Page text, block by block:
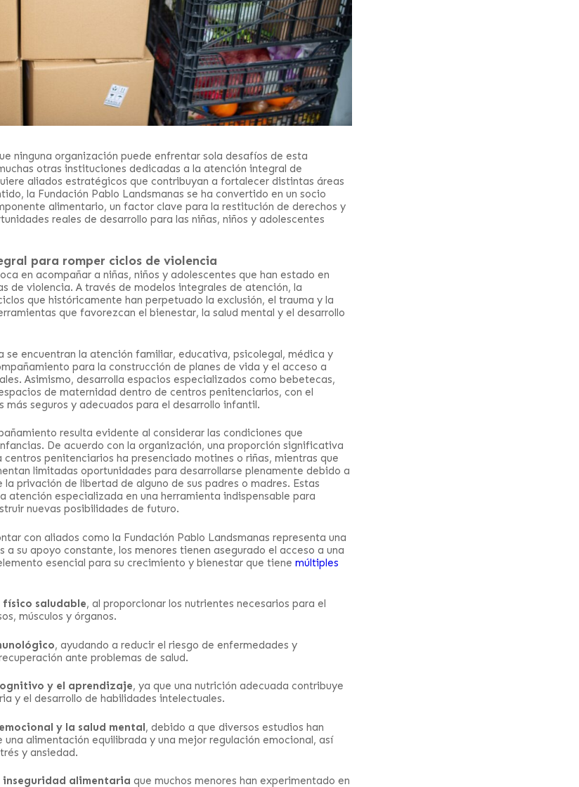
ninguna organización puede enfrentar sola desafíos de esta
otras instituciones dedicadas a la atención integral de
aliados estratégicos que contribuyan a fortalecer distintas áreas
la Fundación Pablo Landsmanas se ha convertido en un socio
alimentario, un factor clave para la restitución de derechos y
reales de desarrollo para las niñas, niños y adolescentes
para romper ciclos de violencia
en acompañar a niñas, niños y adolescentes que han estado en
de violencia. A través de modelos integrales de atención, la
que históricamente han perpetuado la exclusión, el trauma y la
que favorezcan el bienestar, la salud mental y el desarrollo
se encuentran la atención familiar, educativa, psicolegal, médica y
para la construcción de planes de vida y el acceso a
Asimismo, desarrolla espacios especializados como bebetecas,
de maternidad dentro de centros penitenciarios, con el
seguros y adecuados para el desarrollo infantil.
resulta evidente al considerar las condiciones que
De acuerdo con la organización, una proporción significativa
centros penitenciarios ha presenciado motines o riñas, mientras que
limitadas oportunidades para desarrollarse plenamente debido a
la privación de libertad de alguno de sus padres o madres. Estas
atención especializada en una herramienta indispensable para
nuevas posibilidades de futuro.
con aliados como la Fundación Pablo Landsmanas representa una
su apoyo constante, los menores tienen asegurado el acceso a una
esencial para su crecimiento y bienestar que tiene múltiples
físico saludable, al proporcionar los nutrientes necesarios para el
músculos y órganos.
, ayudando a reducir el riesgo de enfermedades y
ante problemas de salud.
y el aprendizaje, ya que una nutrición adecuada contribuye
y el desarrollo de habilidades intelectuales.
y la salud mental, debido a que diversos estudios han
alimentación equilibrada y una mejor regulación emocional, así
y ansiedad.
inseguridad alimentaria que muchos menores han experimentado en